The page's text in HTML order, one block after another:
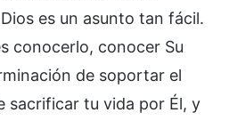
es un asunto tan fácil.
conocerlo, conocer Su
de soportar el
sacrificar tu vida por Él, y